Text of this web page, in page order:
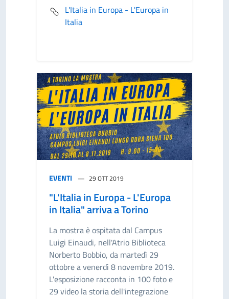
L'Italia in Europa - L'Europa in
Italia
EVENTI 29 OTT 2019
"L'Italia in Europa - L'Europa
in Italia" arriva a Torino
La mostra è ospitata dal Campus
Luigi Einaudi, nell'Atrio Biblioteca
Norberto Bobbio, da martedì 29
ottobre a venerdì 8 novembre 2019.
L'esposizione racconta in 100 foto e
29 video la storia dell'integrazione